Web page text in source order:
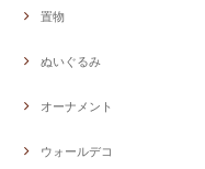
置物
ぬいぐるみ
オーナメント
ウォールデコ